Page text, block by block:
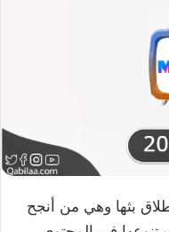
بثها وهي من أنجح